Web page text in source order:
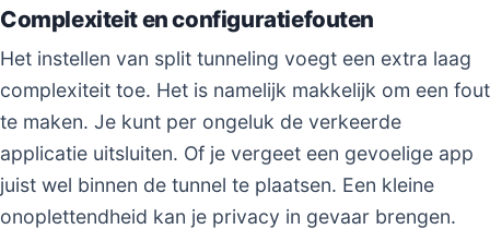
Complexiteit en configuratiefouten
Het instellen van split tunneling voegt een extra laag
complexiteit toe. Het is namelijk makkelijk om een fout
te maken. Je kunt per ongeluk de verkeerde
applicatie uitsluiten. Of je vergeet een gevoelige app
juist wel binnen de tunnel te plaatsen. Een kleine
onoplettendheid kan je privacy in gevaar brengen.